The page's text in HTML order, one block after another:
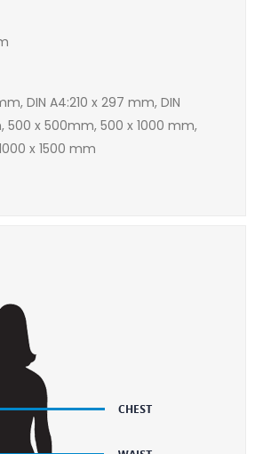
DIN A4:210 x 297 mm, DIN
500 x 500mm, 500 x 1000 mm,
x 1500 mm